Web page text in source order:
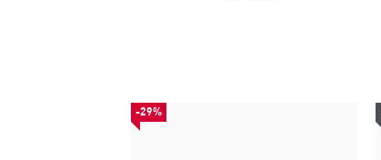
-29%